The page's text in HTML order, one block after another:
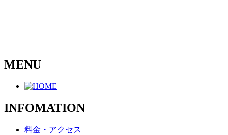
MENU
INFOMATION
料金・アクセス